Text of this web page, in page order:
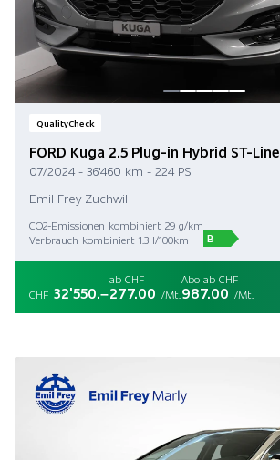
QualityCheck
FORD Kuga 2.5 Plug-in Hybrid ST-Line
07/2024 - 36'460 km - 224 PS
Emil Frey Zuchwil
CO2-Emissionen kombiniert 29 g/km
Verbrauch kombiniert 1.3 l/100km
B
CHF 32'550.–
ab CHF
277.00 /Mt.
Abo ab CHF
987.00 /Mt.